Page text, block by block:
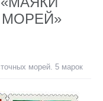
морей. 5 марок